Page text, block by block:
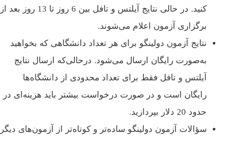
کنید. در حالی نتایج آیلتس و تافل بین 6 روز تا 13 روز بعد از
برگزاری آزمون اعلام می‌شوند.
نتایج آزمون دولینگو برای هر تعداد دانشگاهی که بخواهید
به‌صورت رایگان ارسال می‌شود. درحالی‌که ارسال نتایج
آیلتس و تافل فقط برای تعداد محدودی از دانشگاه‌ها
رایگان است و در صورت درخواست بیشتر باید هزینه‌ای در
حدود 20 دلار بپردازید.
سؤالات آزمون دولینگو ساده‌تر و کوتاه‌تر از آزمون‌های دیگر